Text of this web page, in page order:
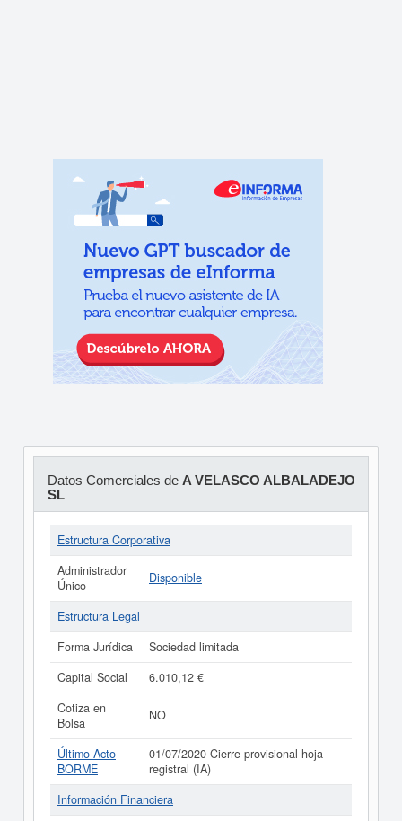
Datos Comerciales de A VELASCO ALBALADEJO
SL
Estructura Corporativa
Administrador
Único
Disponible
Estructura Legal
Forma Jurídica
Sociedad limitada
Capital Social
6.010,12 €
Cotiza en
Bolsa
NO
Último Acto
BORME
01/07/2020 Cierre provisional hoja
registral (IA)
Información Financiera